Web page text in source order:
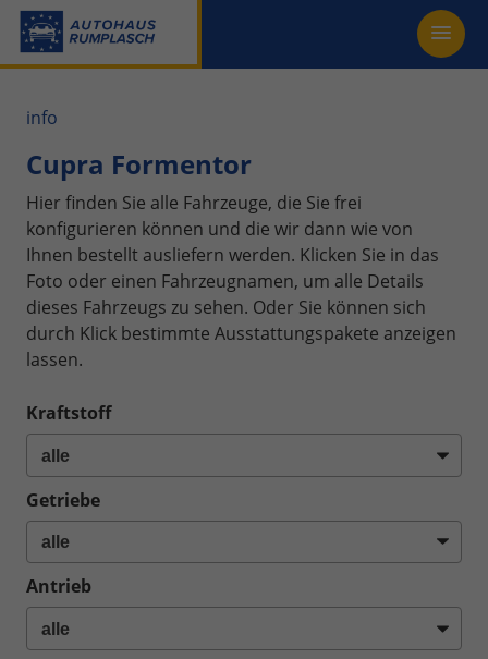
info
Cupra Formentor
Hier finden Sie alle Fahrzeuge, die Sie frei
konfigurieren können und die wir dann wie von
Ihnen bestellt ausliefern werden. Klicken Sie in das
Foto oder einen Fahrzeugnamen, um alle Details
dieses Fahrzeugs zu sehen. Oder Sie können sich
durch Klick bestimmte Ausstattungspakete anzeigen
lassen.
Kraftstoff
Getriebe
Antrieb